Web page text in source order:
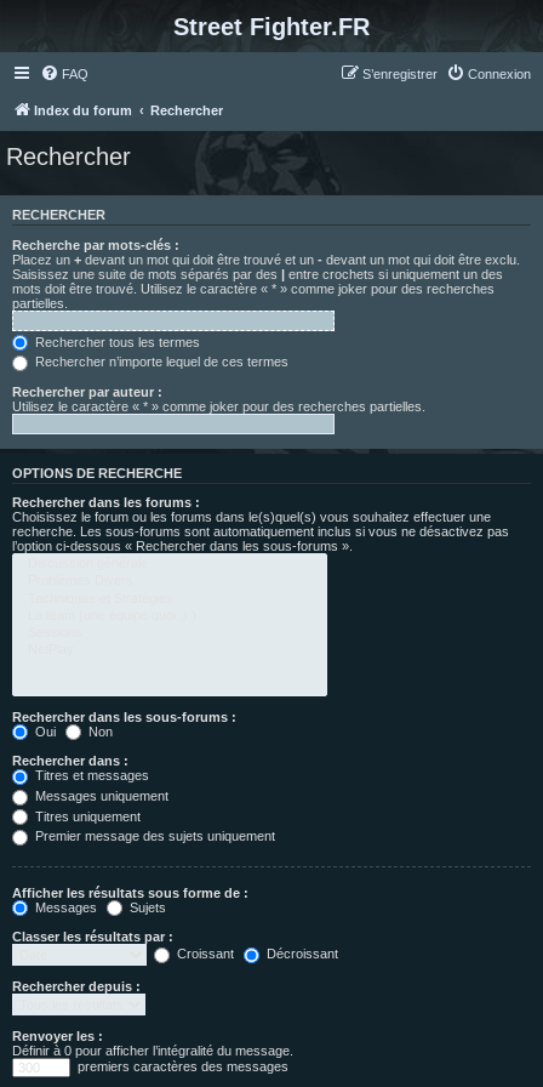
Street Fighter.FR
FAQ Connexion
S’enregistrer
Index du forum Rechercher
Rechercher
RECHERCHER
Recherche par mots-clés :
Placez un + devant un mot qui doit être trouvé et un - devant un mot qui doit être exclu.
Saisissez une suite de mots séparés par des | entre crochets si uniquement un des
mots doit être trouvé. Utilisez le caractère « * » comme joker pour des recherches
partielles.
Rechercher tous les termes
Rechercher n’importe lequel de ces termes
Rechercher par auteur :
Utilisez le caractère « * » comme joker pour des recherches partielles.
OPTIONS DE RECHERCHE
Rechercher dans les forums :
Choisissez le forum ou les forums dans le(s)quel(s) vous souhaitez effectuer une
recherche. Les sous-forums sont automatiquement inclus si vous ne désactivez pas
l’option ci-dessous « Rechercher dans les sous-forums ».
Rechercher dans les sous-forums :
Oui
Non
Rechercher dans :
Titres et messages
Messages uniquement
Titres uniquement
Premier message des sujets uniquement
Afficher les résultats sous forme de :
Messages
Sujets
Classer les résultats par :
Croissant
Décroissant
Rechercher depuis :
Renvoyer les :
Définir à 0 pour afficher l’intégralité du message.
premiers caractères des messages